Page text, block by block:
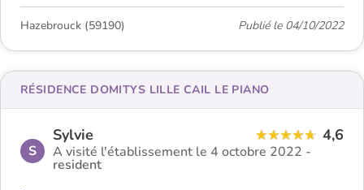
Hazebrouck (59190) Publié le 04/10/2022
S
Sylvie 4,6
A visité l'établissement le 4 octobre 2022 -
resident
RÉSIDENCE DOMITYS LILLE CAIL LE PIANO